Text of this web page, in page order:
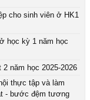
cho sinh viên ở HK1
học kỳ 1 năm học
năm học 2025-2026
thực tập và làm
- bước đệm tương